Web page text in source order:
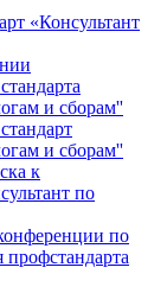
«Консультант
и сборам''
и сборам''
к
по
по